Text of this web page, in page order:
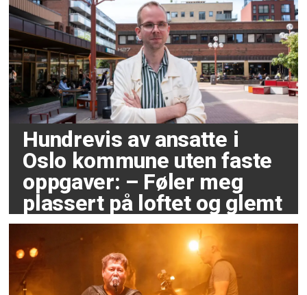
Hundrevis av ansatte i
Oslo kommune uten faste
oppgaver: – Føler meg
plassert på loftet og glemt